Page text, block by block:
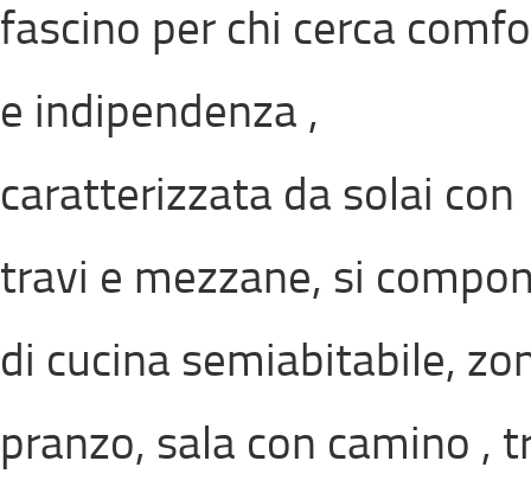
fascino per chi cerca
e indipendenza ,
caratterizzata da solai con
travi e mezzane, si
di cucina semiabitabile,
pranzo, sala con camino ,